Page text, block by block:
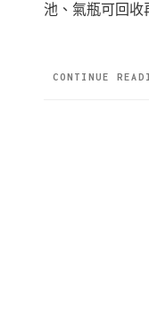
池、氣瓶可回收
CONTINUE